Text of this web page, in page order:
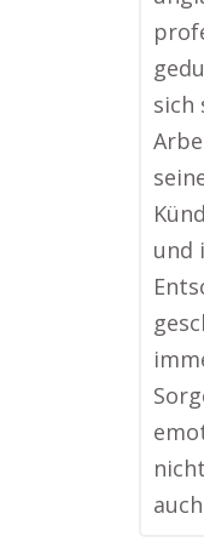
sich
und